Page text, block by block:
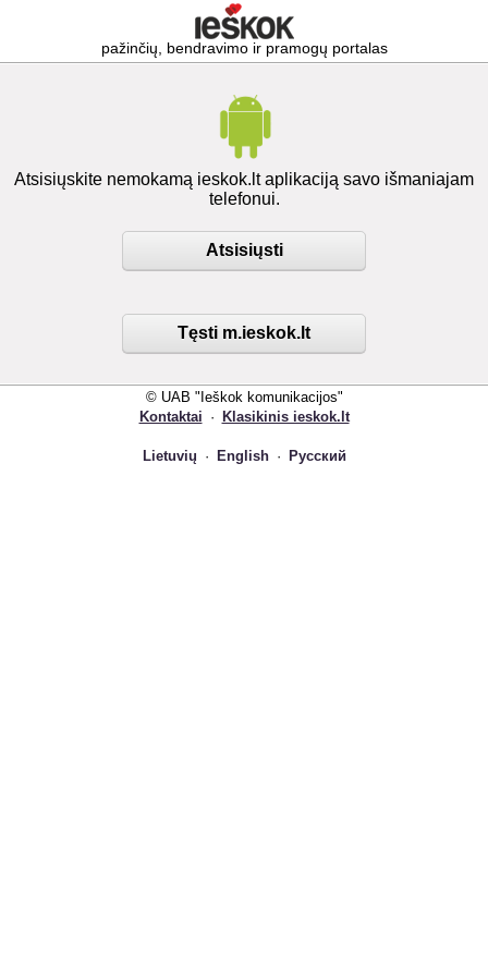
pažinčių, bendravimo ir pramogų portalas
Atsisiųskite nemokamą ieskok.lt aplikaciją savo išmaniajam
telefonui.
Atsisiųsti
Tęsti m.ieskok.lt
© UAB "Ieškok komunikacijos"
Kontaktai · Klasikinis ieskok.lt
Lietuvių · English · Русский